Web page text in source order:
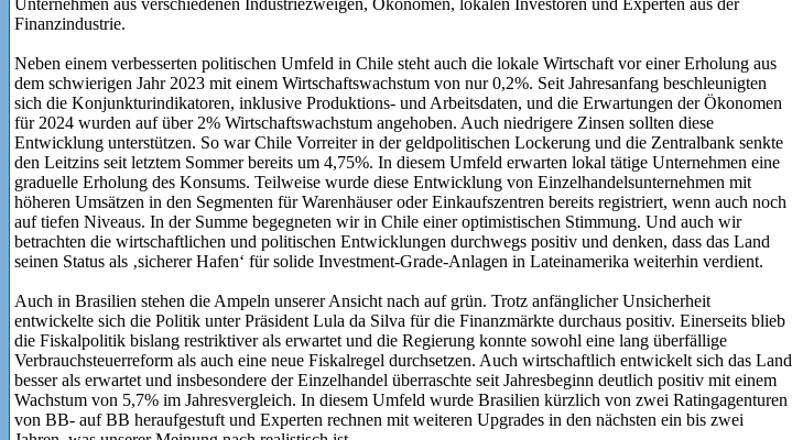
Finanzindustrie.
Neben einem verbesserten politischen Umfeld in Chile steht auch die lokale Wirtschaft vor einer Erholung aus
dem schwierigen Jahr 2023 mit einem Wirtschaftswachstum von nur 0,2%. Seit Jahresanfang beschleunigten
sich die Konjunkturindikatoren, inklusive Produktions- und Arbeitsdaten, und die Erwartungen der Ökonomen
für 2024 wurden auf über 2% Wirtschaftswachstum angehoben. Auch niedrigere Zinsen sollten diese
Entwicklung unterstützen. So war Chile Vorreiter in der geldpolitischen Lockerung und die Zentralbank senkte
den Leitzins seit letztem Sommer bereits um 4,75%. In diesem Umfeld erwarten lokal tätige Unternehmen eine
graduelle Erholung des Konsums. Teilweise wurde diese Entwicklung von Einzelhandelsunternehmen mit
höheren Umsätzen in den Segmenten für Warenhäuser oder Einkaufszentren bereits registriert, wenn auch noch
auf tiefen Niveaus. In der Summe begegneten wir in Chile einer optimistischen Stimmung. Und auch wir
betrachten die wirtschaftlichen und politischen Entwicklungen durchwegs positiv und denken, dass das Land
seinen Status als ‚sicherer Hafen‘ für solide Investment-Grade-Anlagen in Lateinamerika weiterhin verdient.
Auch in Brasilien stehen die Ampeln unserer Ansicht nach auf grün. Trotz anfänglicher Unsicherheit
entwickelte sich die Politik unter Präsident Lula da Silva für die Finanzmärkte durchaus positiv. Einerseits blieb
die Fiskalpolitik bislang restriktiver als erwartet und die Regierung konnte sowohl eine lang überfällige
Verbrauchsteuerreform als auch eine neue Fiskalregel durchsetzen. Auch wirtschaftlich entwickelt sich das Land
besser als erwartet und insbesondere der Einzelhandel überraschte seit Jahresbeginn deutlich positiv mit einem
Wachstum von 5,7% im Jahresvergleich. In diesem Umfeld wurde Brasilien kürzlich von zwei Ratingagenturen
von BB- auf BB heraufgestuft und Experten rechnen mit weiteren Upgrades in den nächsten ein bis zwei